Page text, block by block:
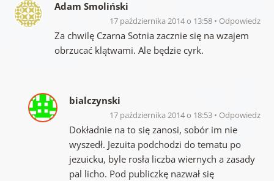
Adam Smoliński
17 października 2014 o 13:58 Odpowiedz
Za chwilę Czarna Sotnia zacznie się na wzajem
obrzucać klątwami. Ale będzie cyrk.
bialczynski
17 października 2014 o 18:53 Odpowiedz
Dokładnie na to się zanosi, sobór im nie
wyszedł. Jezuita podchodzi do tematu po
jezuicku, byle rosła liczba wiernych a zasady
pal licho. Pod publiczkę nazwał się